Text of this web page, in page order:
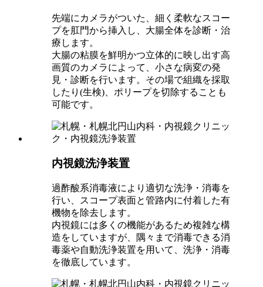
先端にカメラがついた、細く柔軟なスコー
プを肛門から挿入し、大腸全体を診断・治
療します。
大腸の粘膜を鮮明かつ立体的に映し出す高
画質のカメラによって、小さな病変の発
見・診断を行います。その場で組織を採取
したり(生検)、ポリープを切除することも
可能です。
内視鏡洗浄装置
過酢酸系消毒液により適切な洗浄・消毒を
行い、スコープ表面と管路内に付着した有
機物を除去します。
内視鏡には多くの機能があるため複雑な構
造をしていますが、隅々まで消毒できる消
毒薬や自動洗浄装置を用いて、洗浄・消毒
を徹底しています。